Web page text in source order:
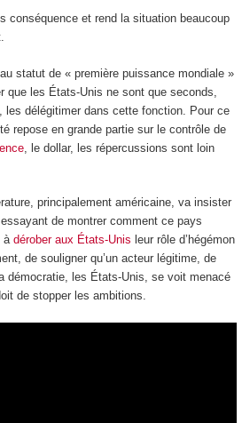
conséquence et rend la situation beaucoup
statut de « première puissance mondiale »
que les États-Unis ne sont que seconds,
les délégitimer dans cette fonction. Pour ce
repose en grande partie sur le contrôle de
, le dollar, les répercussions sont loin
principalement américaine, va insister
de montrer comment ce pays
à dérober aux États-Unis leur rôle d’hégémon
de souligner qu’un acteur légitime, de
démocratie, les États-Unis, se voit menacé
de stopper les ambitions.